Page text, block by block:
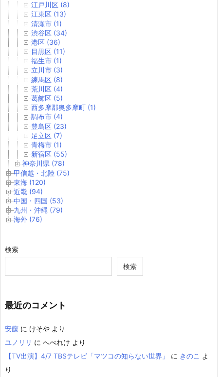
江戸川区 (8)
江東区 (13)
清瀬市 (1)
渋谷区 (34)
港区 (36)
目黒区 (11)
福生市 (1)
立川市 (3)
練馬区 (8)
荒川区 (4)
葛飾区 (5)
西多摩郡奥多摩町 (1)
調布市 (4)
豊島区 (23)
足立区 (7)
青梅市 (1)
新宿区 (55)
神奈川県 (78)
甲信越・北陸 (75)
東海 (120)
近畿 (94)
中国・四国 (53)
九州・沖縄 (79)
海外 (76)
検索
検索
最近のコメント
安藤 に けそや より
ユノリリ に へべれけ より
【TV出演】4/7 TBSテレビ「マツコの知らない世界」
に きのこ よ
り